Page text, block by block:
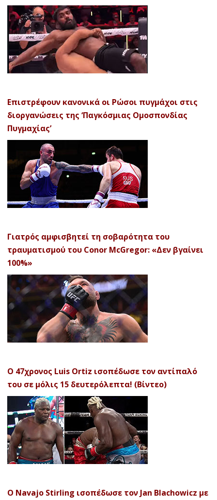
Επιστρέφουν κανονικά οι Ρώσοι πυγμάχοι στις
διοργανώσεις της ‘Παγκόσμιας Ομοσπονδίας
Πυγμαχίας’
Γιατρός αμφισβητεί τη σοβαρότητα του
τραυματισμού του Conor McGregor: «Δεν βγαίνει
100%»
Ο 47χρονος Luis Ortiz ισοπέδωσε τον αντίπαλό
του σε μόλις 15 δευτερόλεπτα! (Βίντεο)
Ο Navajo Stirling ισοπέδωσε τον Jan Blachowicz με